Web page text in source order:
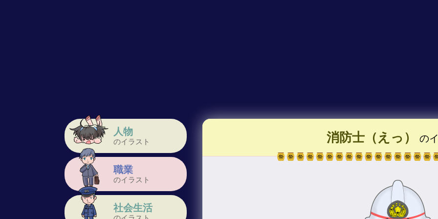
人物
のイラスト
職業
のイラスト
社会生活
消防士（えっ） の